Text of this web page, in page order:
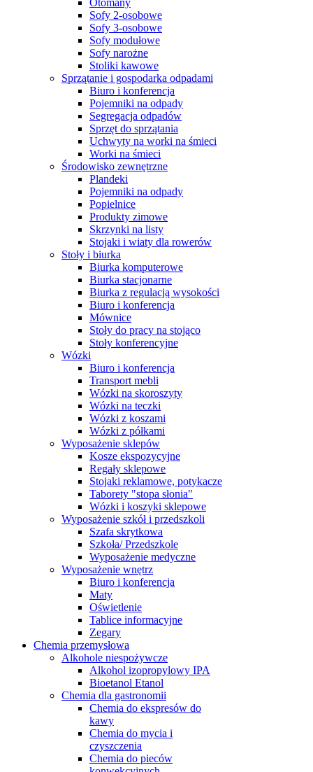
Sofy 2-osobowe
Sofy 3-osobowe
Sofy modułowe
Sofy narożne
Stoliki kawowe
Sprzątanie i gospodarka odpadami
Biuro i konferencja
Pojemniki na odpady
Segregacja odpadów
Sprzęt do sprzątania
Uchwyty na worki na śmieci
Worki na śmieci
Środowisko zewnętrzne
Plandeki
Pojemniki na odpady
Popielnice
Produkty zimowe
Skrzynki na listy
Stojaki i wiaty dla rowerów
Stoły i biurka
Biurka komputerowe
Biurka stacjonarne
Biurka z regulacją wysokości
Biuro i konferencja
Mównice
Stoły do pracy na stojąco
Stoły konferencyjne
Wózki
Biuro i konferencja
Transport mebli
Wózki na skoroszyty
Wózki na teczki
Wózki z koszami
Wózki z półkami
Wyposażenie sklepów
Kosze ekspozycyjne
Regały sklepowe
Stojaki reklamowe, potykacze
Taborety "stopa słonia"
Wózki i koszyki sklepowe
Wyposażenie szkół i przedszkoli
Szafa skrytkowa
Szkoła/ Przedszkole
Wyposażenie medyczne
Wyposażenie wnętrz
Biuro i konferencja
Maty
Oświetlenie
Tablice informacyjne
Zegary
Chemia przemysłowa
Alkohole niespożywcze
Alkohol izopropylowy IPA
Bioetanol Etanol
Chemia dla gastronomii
Chemia do ekspresów do
kawy
Chemia do mycia i
czyszczenia
Chemia do pieców